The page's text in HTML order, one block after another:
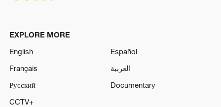
EXPLORE MORE
English
Español
Français
العربية
Русский
Documentary
CCTV+